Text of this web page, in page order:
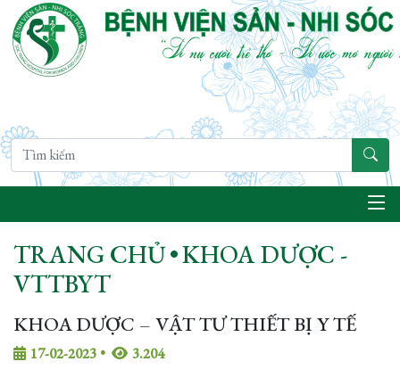
TRANG CHỦ•KHOA DƯỢC -
VTTBYT
KHOA DƯỢC – VẬT TƯ THIẾT BỊ Y TẾ
17-02-2023 •
3.204